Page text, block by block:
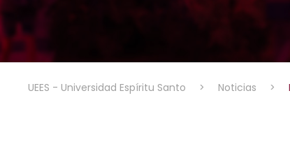
UEES - Universidad Espíritu Santo > Noticias >